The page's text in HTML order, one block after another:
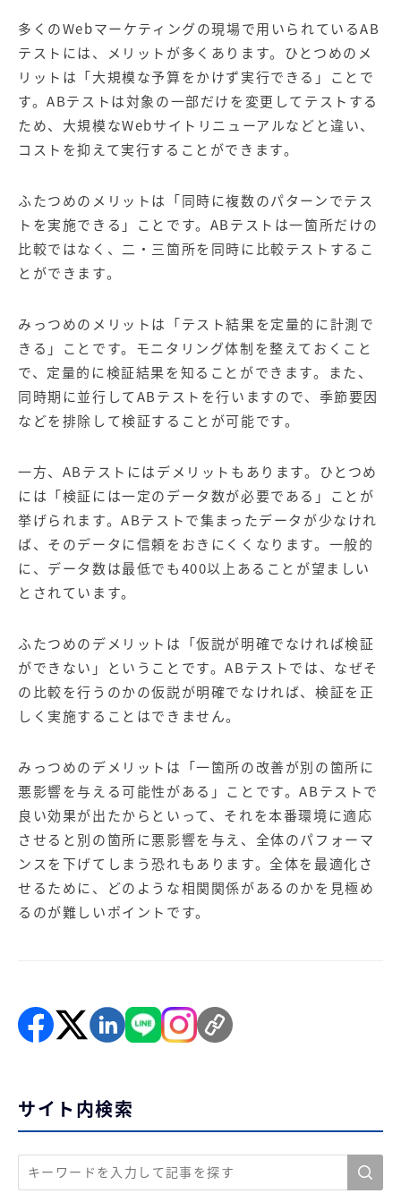
多くのWebマーケティングの現場で用いられているAB
テストには、メリットが多くあります。ひとつめのメ
リットは「大規模な予算をかけず実行できる」ことで
す。ABテストは対象の一部だけを変更してテストする
ため、大規模なWebサイトリニューアルなどと違い、
コストを抑えて実行することができます。
ふたつめのメリットは「同時に複数のパターンでテス
トを実施できる」ことです。ABテストは一箇所だけの
比較ではなく、二・三箇所を同時に比較テストするこ
とができます。
みっつめのメリットは「テスト結果を定量的に計測で
きる」ことです。モニタリング体制を整えておくこと
で、定量的に検証結果を知ることができます。また、
同時期に並行してABテストを行いますので、季節要因
などを排除して検証することが可能です。
一方、ABテストにはデメリットもあります。ひとつめ
には「検証には一定のデータ数が必要である」ことが
挙げられます。ABテストで集まったデータが少なけれ
ば、そのデータに信頼をおきにくくなります。一般的
に、データ数は最低でも400以上あることが望ましい
とされています。
ふたつめのデメリットは「仮説が明確でなければ検証
ができない」ということです。ABテストでは、なぜそ
の比較を行うのかの仮説が明確でなければ、検証を正
しく実施することはできません。
みっつめのデメリットは「一箇所の改善が別の箇所に
悪影響を与える可能性がある」ことです。ABテストで
良い効果が出たからといって、それを本番環境に適応
させると別の箇所に悪影響を与え、全体のパフォーマ
ンスを下げてしまう恐れもあります。全体を最適化さ
せるために、どのような相関関係があるのかを見極め
るのが難しいポイントです。
サイト内検索